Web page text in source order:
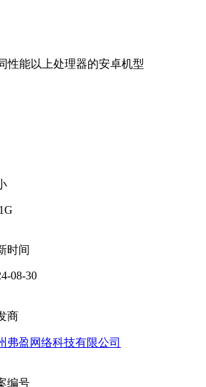
性能以上处理器的安卓机型
时间
08-30
商
弗盈网络科技有限公司
编号